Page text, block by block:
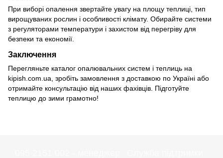
При виборі опалення звертайте увагу на площу теплиці, тип
вирощуваних рослин і особливості клімату. Обирайте системи
з регуляторами температури і захистом від перегріву для
безпеки та економії.
Заключення
Перегляньте каталог опалювальних систем і теплиць на
kipish.com.ua, зробіть замовлення з доставкою по Україні або
отримайте консультацію від наших фахівців. Підготуйте
теплицю до зими грамотно!